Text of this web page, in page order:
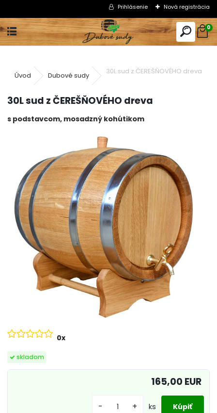
Prihlásenie Nová registrácia
0
Úvod Dubové sudy
30L sud z ČEREŠŇOVÉHO dreva
30L sud z ČEREŠŇOVÉHO dreva
s podstavcom, mosadzný kohútikom
skladom
0x
165,00 EUR
- + ks